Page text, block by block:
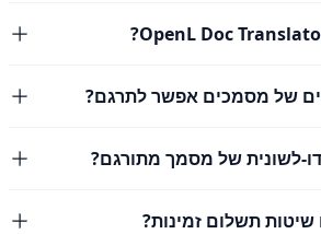
של מסמכים אפשר לתרגם?
לשונית של מסמך מתורגם?
שיטות תשלום זמינות?